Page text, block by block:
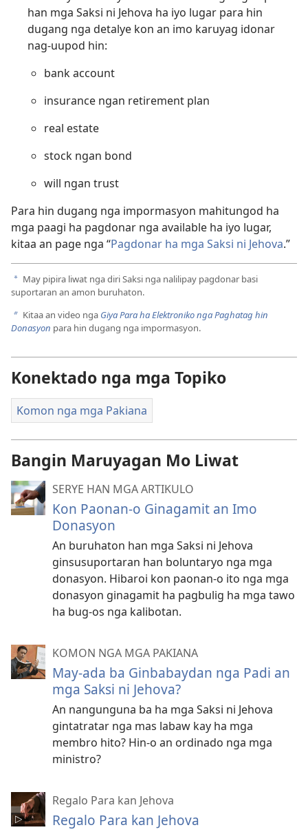
han mga Saksi ni Jehova ha iyo lugar para hin
dugang nga detalye kon an imo karuyag idonar
nag-uupod hin:
bank account
insurance ngan retirement plan
real estate
stock ngan bond
will ngan trust
Para hin dugang nga impormasyon mahitungod ha
mga paagi ha pagdonar nga available ha iyo lugar,
kitaa an page nga “Pagdonar ha mga Saksi ni Jehova.”
a May pipira liwat nga diri Saksi nga nalilipay pagdonar basi
suportaran an amon buruhaton.
b Kitaa an video nga Giya Para ha Elektroniko nga Paghatag hin
Donasyon para hin dugang nga impormasyon.
Konektado nga mga Topiko
Komon nga mga Pakiana
Bangin Maruyagan Mo Liwat
SERYE HAN MGA ARTIKULO
Kon Paonan-o Ginagamit an Imo
Donasyon
An buruhaton han mga Saksi ni Jehova
ginsusuportaran han boluntaryo nga mga
donasyon. Hibaroi kon paonan-o ito nga mga
donasyon ginagamit ha pagbulig ha mga tawo
ha bug-os nga kalibotan.
KOMON NGA MGA PAKIANA
May-ada ba Ginbabaydan nga Padi an
mga Saksi ni Jehova?
An nangunguna ba ha mga Saksi ni Jehova
gintatratar nga mas labaw kay ha mga
membro hito? Hin-o an ordinado nga mga
ministro?
Regalo Para kan Jehova
Regalo Para kan Jehova